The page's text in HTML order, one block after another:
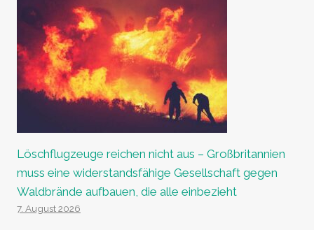
Löschflugzeuge reichen nicht aus – Großbritannien
muss eine widerstandsfähige Gesellschaft gegen
Waldbrände aufbauen, die alle einbezieht
7. August 2026